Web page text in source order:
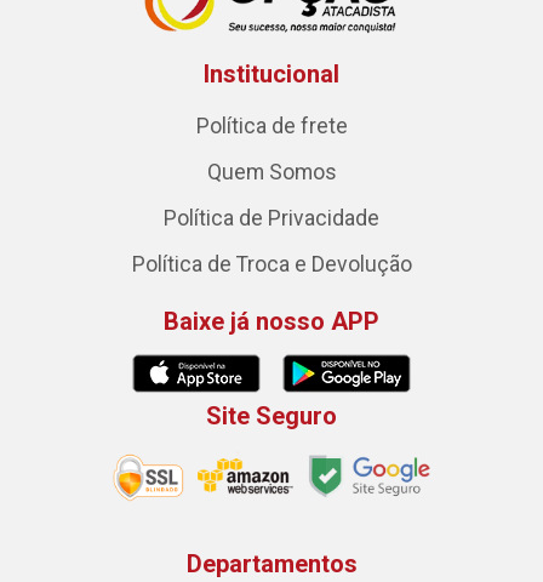
Institucional
Política de frete
Quem Somos
Política de Privacidade
Política de Troca e Devolução
Baixe já nosso APP
Site Seguro
Departamentos